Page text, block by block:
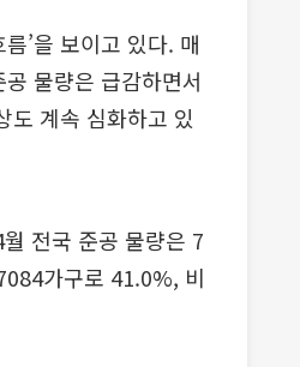
’을 보이고 있다. 매
물량은 급감하면서
도 계속 심화하고 있
전국 준공 물량은 7
가구로 41.0%, 비